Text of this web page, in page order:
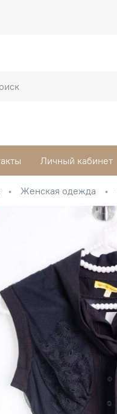
Личный кабинет
Женская одежда